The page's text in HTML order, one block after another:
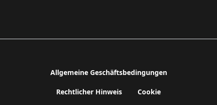
Allgemeine Geschäftsbedingungen
Rechtlicher Hinweis Cookie